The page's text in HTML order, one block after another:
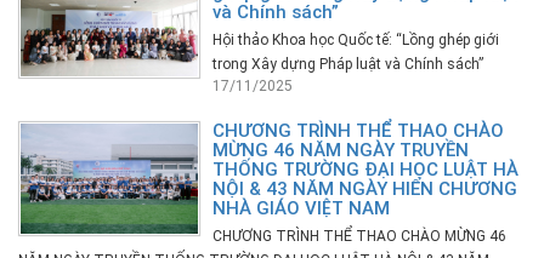
và Chính sách”
Hội thảo Khoa học Quốc tế: “Lồng ghép giới
trong Xây dựng Pháp luật và Chính sách”
17/11/2025
CHƯƠNG TRÌNH THỂ THAO CHÀO
MỪNG 46 NĂM NGÀY TRUYỀN
THỐNG TRƯỜNG ĐẠI HỌC LUẬT HÀ
NỘI & 43 NĂM NGÀY HIẾN CHƯƠNG
NHÀ GIÁO VIỆT NAM
CHƯƠNG TRÌNH THỂ THAO CHÀO MỪNG 46